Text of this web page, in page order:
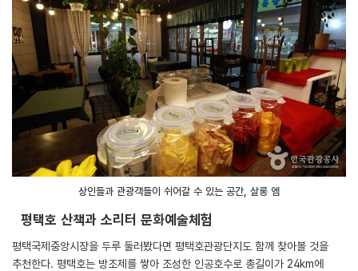
상인들과 관광객들이 쉬어갈 수 있는 공간, 살롱 엠
평택호 산책과 소리터 문화예술체험
평택국제중앙시장을 두루 둘러봤다면 평택호관광단지도 함께 찾아볼 것을
추천한다. 평택호는 방조제를 쌓아 조성한 인공호수로 총길이가 24km에